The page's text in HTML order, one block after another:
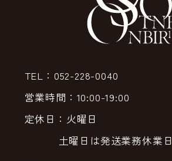
TEL：052-228-0040
営業時間：10:00-19:00
定休日：火曜日
土曜日は発送業務休業日